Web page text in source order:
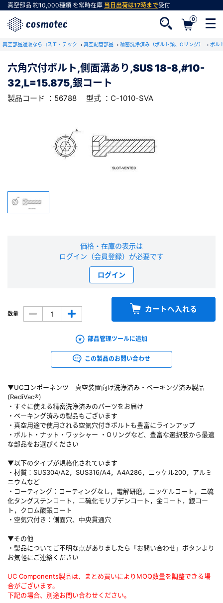
真空部品 約10,000種類 を常時在庫 当日出荷は17時まで受付
0
真空部品通販ならコスモ・テック 真空配管部品 精密洗浄済み（ボルト類、Oリング） ボル
六角穴付ボルト,側面溝あり,SUS 18-8,#10-
32,L=15.875,銀コート
製品コード ：56788 型式 ：C-1010-SVA
▼UCコンポーネンツ 真空装置向け洗浄済み・ベーキング済み製品
(RediVac®)
・すぐに使える精密洗浄済みのパーツをお届け
・ベーキング済みの製品もございます
・真空用途で使用される空気穴付きボルトも豊富にラインアップ
・ボルト・ナット・ワッシャー ・Oリングなど、豊富な選択肢から最適
な部品をお選びください
▼以下のタイプが規格化されています
・材質：SUS304/A2，SUS316/A4，A4A286，ニッケル200，アルミ
ニウムなど
・コーティング：コーティングなし，電解研磨，ニッケルコート，二硫
化タングステンコート，二硫化モリブデンコート，金コート，銀コー
ト，クロム酸銀コート
・空気穴付き：側面穴、中央貫通穴
▼その他
・製品についてご不明な点がありましたら「お問い合わせ」ボタンより
お気軽にご連絡ください
UC Components製品は、まとめ買いによりMOQ数量を調整できる場
合がございます。
下記の場合、別途お問い合わせください。
価格・在庫の表示は
ログイン（会員登録）が必要です
ログイン
数量 カートへ入れる
部品管理ツールに追加
この製品のお問い合わせ
RoHS2適合報告書のダウンロード
下記製品のRoHS2適合報告書のダウンロードをします。
六角穴付ボルト,側面溝あり,SUS 18-8,#10-
32,L=15.875,銀コート
型式 ：C-1010-SVA 製品コード ：56788
会社・学校・研究機関名
会員登録がお済みでない方
会員登録をすれば、便利な機能がご利用いただけ
新規会員登録（無料）
があります。また当社の判断によりお断りする場合があります。
会員の方はこちら
ログイン
※パスワードをお忘れの方は、パスワード再発行ページへ
※メールアドレスを忘れた方は、お問い合わせページよりお問い合わせくださ